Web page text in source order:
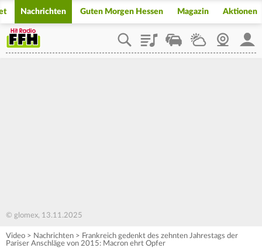
Nachrichten Guten Morgen Hessen Magazin Aktionen
PlaylistStaupilotWetterWebcam
© glomex, 13.11.2025
Video > Nachrichten > Frankreich gedenkt des zehnten Jahrestags der
Pariser Anschläge von 2015: Macron ehrt Opfer